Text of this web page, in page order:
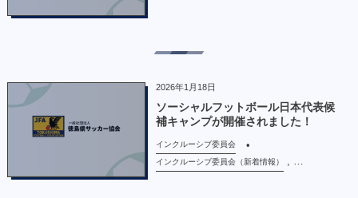
2026年1月18日
ソーシャルフットボール日本代表候
補キャンプが開催されました！
インクルーシブ委員会
インクルーシブ委員会（新着情報）
, …